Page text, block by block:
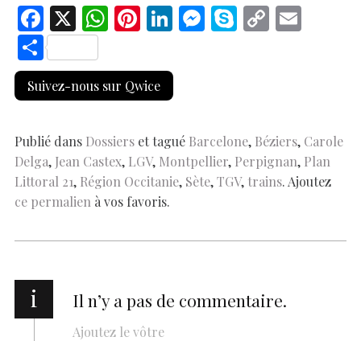
F
ac
e
b
o
k
X W
at
s
p
p
Pi
er
es
Li
k
e
n
M
er
S C
n
k
S
h
ar
Suivez-nous sur Qwice
Publié dans Dossiers et tagué Barcelone, Béziers, Carole
Delga, Jean Castex, LGV, Montpellier, Perpignan, Plan
Littoral 21, Région Occitanie, Sète,TGV, trains. Ajoutez
ce permalien à vos favoris.
i Il n’y a pas de commentaire.
Ajoutez le vôtre